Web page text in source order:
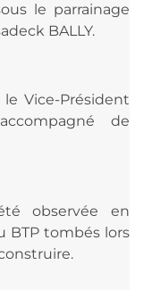
le parrainage
BALLY.
Vice-Président
de
observée en
BTP tombés lors